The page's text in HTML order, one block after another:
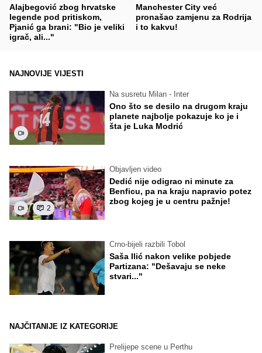
Alajbegović zbog hrvatske
legende pod pritiskom,
Pjanić ga brani: "Bio je veliki
igrač, ali..."
Manchester City već
pronašao zamjenu za Rodrija
i to kakvu!
NAJNOVIJE VIJESTI
Na susretu Milan - Inter
Ono što se desilo na drugom kraju
planete najbolje pokazuje ko je i
šta je Luka Modrić
2
Objavljen video
Dedić nije odigrao ni minute za
Benficu, pa na kraju napravio potez
zbog kojeg je u centru pažnje!
Crno-bijeli razbili Tobol
Saša Ilić nakon velike pobjede
Partizana: "Dešavaju se neke
stvari..."
NAJČITANIJE IZ KATEGORIJE
Prelijepe scene u Perthu